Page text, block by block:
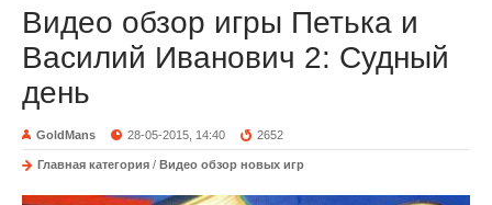
Видео обзор игры Петька и
Василий Иванович 2: Судный
день
GoldMans 28-05-2015, 14:40 2652
Главная категория / Видео обзор новых игр